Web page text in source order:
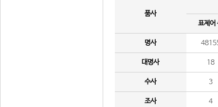
품사
표제어
명사
대명사 18
수사 3
조사 4